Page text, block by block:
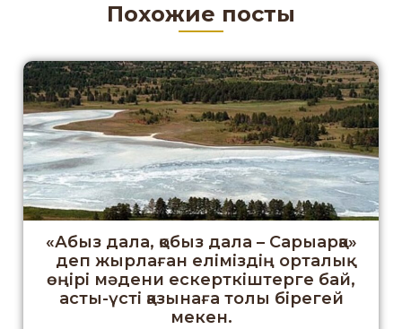
Похожие посты
«Абыз дала, қобыз дала – Сарыарқа»
деп жырлаған еліміздің орталық
өңірі мәдени ескерткіштерге бай,
асты-үсті қазынаға толы бірегей
мекен.